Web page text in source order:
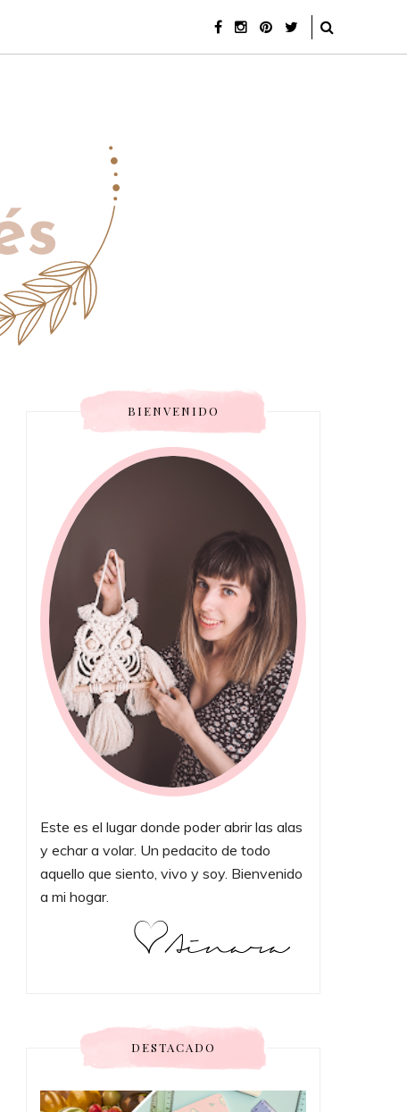
BIENVENIDO
Este es el lugar donde poder abrir las alas
y echar a volar. Un pedacito de todo
aquello que siento, vivo y soy. Bienvenido
a mi hogar.
DESTACADO